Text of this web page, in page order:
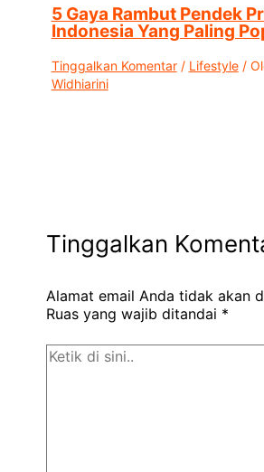
5 Gaya Rambut Pendek
Indonesia Yang Paling
Tinggalkan Komentar / Lifestyle/
Widhiarini
Tinggalkan
Alamat email Anda tidak akan
Ruas yang wajib ditandai *